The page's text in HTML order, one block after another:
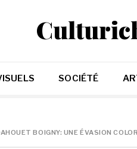
SOCIÉTÉ
BOIGNY: UNE ÉVASION